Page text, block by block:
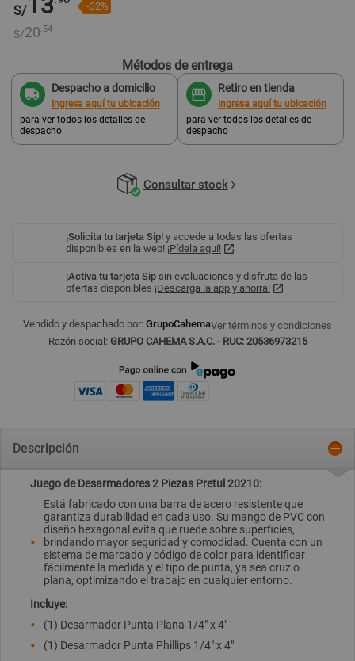
S/ -32%
S/20.54
Métodos de entrega
Despacho a domicilio
Ingresa aquí tu ubicación
para ver todos los detalles de
despacho
Retiro en tienda
Ingresa aquí tu ubicación
para ver todos los detalles de
despacho
Consultar stock
¡Solicita tu tarjeta Sip! y accede a todas las ofertas
disponibles en la web! ¡Pídela aquí!
¡Activa tu tarjeta Sip sin evaluaciones y disfruta de las
ofertas disponibles ¡Descarga la app y ahorra!
Vendido y despachado por: GrupoCahemaVer términos y condiciones
Razón social: GRUPO CAHEMA S.A.C. - RUC: 20536973215
Descripción
Juego de Desarmadores 2 Piezas Pretul 20210:
Está fabricado con una barra de acero resistente que
garantiza durabilidad en cada uso. Su mango de PVC con
diseño hexagonal evita que ruede sobre superficies,
brindando mayor seguridad y comodidad. Cuenta con un
sistema de marcado y código de color para identificar
fácilmente la medida y el tipo de punta, ya sea cruz o
plana, optimizando el trabajo en cualquier entorno.
Incluye:
(1) Desarmador Punta Plana 1/4" x 4"
(1) Desarmador Punta Phillips 1/4" x 4"